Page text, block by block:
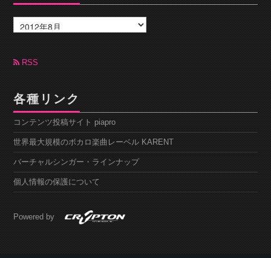
ー
カ
ブ RSS
各種リンク
コンテンツ投稿サイト piapro
世界最大規模のボカロ楽曲レーベル KARENT
バーチャルシンガー・ラインナップ
個人情報の保護について
Powered by